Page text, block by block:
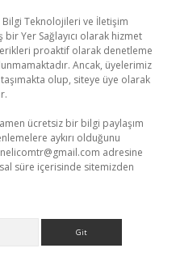
Bilgi Teknolojileri ve İletişim
bir Yer Sağlayıcı olarak hizmet
proaktif olarak denetleme
Ancak, üyelerimiz
olup, siteye üye olarak
ücretsiz bir bilgi paylaşım
aykırı olduğunu
adresine
süre içerisinde sitemizden